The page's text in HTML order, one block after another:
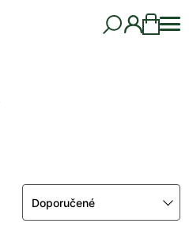
Doporučené